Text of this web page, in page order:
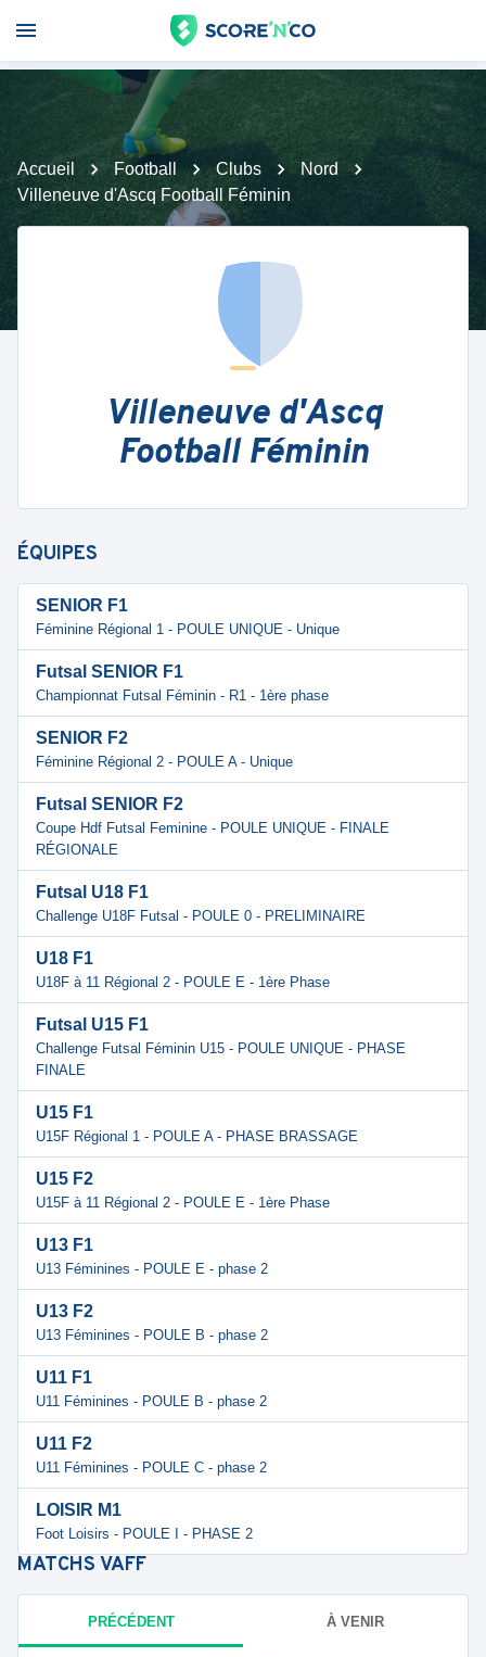
Accueil Football Clubs
Nord
Villeneuve d'Ascq Football Féminin
Villeneuve d'Ascq
Football Féminin
ÉQUIPES
SENIOR F1
Féminine Régional 1 - POULE UNIQUE - Unique
Futsal SENIOR F1
Championnat Futsal Féminin - R1 - 1ère phase
SENIOR F2
Féminine Régional 2 - POULE A - Unique
Futsal SENIOR F2
Coupe Hdf Futsal Feminine - POULE UNIQUE - FINALE
RÉGIONALE
Futsal U18 F1
Challenge U18F Futsal - POULE 0 - PRELIMINAIRE
U18 F1
U18F à 11 Régional 2 - POULE E - 1ère Phase
Futsal U15 F1
Challenge Futsal Féminin U15 - POULE UNIQUE - PHASE
FINALE
U15 F1
U15F Régional 1 - POULE A - PHASE BRASSAGE
U15 F2
U15F à 11 Régional 2 - POULE E - 1ère Phase
U13 F1
U13 Féminines - POULE E - phase 2
U13 F2
U13 Féminines - POULE B - phase 2
U11 F1
U11 Féminines - POULE B - phase 2
U11 F2
U11 Féminines - POULE C - phase 2
LOISIR M1
Foot Loisirs - POULE I - PHASE 2
MATCHS VAFF
PRÉCÉDENT À VENIR